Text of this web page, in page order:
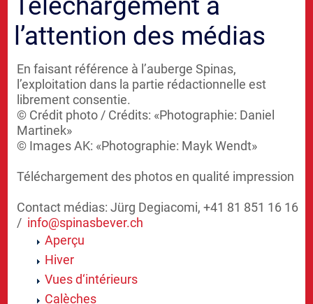
l’attention des médias
En faisant référence à l’auberge Spinas,
l’exploitation dans la partie rédactionnelle est
librement consentie.
© Crédit photo / Crédits: «Photographie: Daniel
Martinek»
© Images AK: «Photographie: Mayk Wendt»
Téléchargement des photos en qualité impression
Contact médias: Jürg Degiacomi, +41 81 851 16 16
/ info@spinasbever.ch
Aperçu
Hiver
Vues d‘intérieurs
Calèches